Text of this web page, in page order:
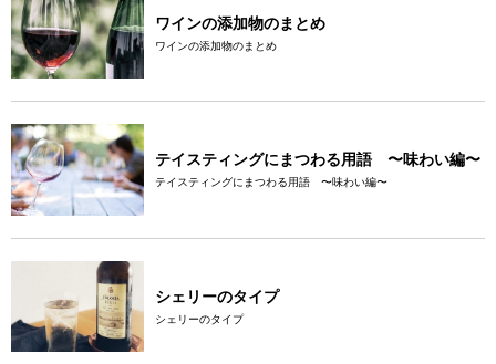
ワインの添加物のまとめ
ワインの添加物のまとめ
テイスティングにまつわる用語 〜味わい編〜
テイスティングにまつわる用語 〜味わい編〜
シェリーのタイプ
シェリーのタイプ